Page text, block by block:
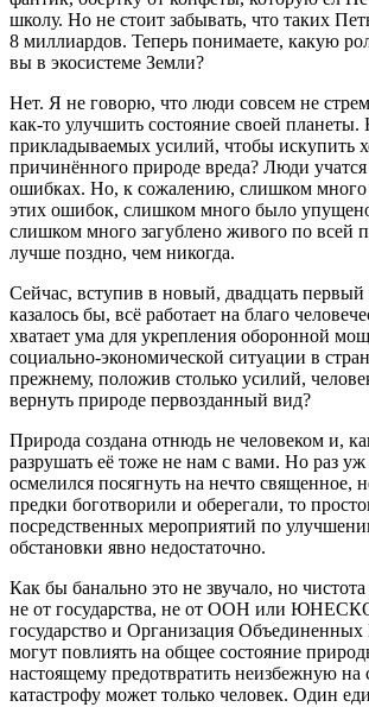
школу. Но не стоит забывать, что таких
8 миллиардов. Теперь понимаете, какую
вы в экосистеме Земли?
Нет. Я не говорю, что люди совсем не
как-то улучшить состояние своей планеты.
прикладываемых усилий, чтобы искупить
причинённого природе вреда? Люди
ошибках. Но, к сожалению, слишком
этих ошибок, слишком много было
слишком много загублено живого по всей
лучше поздно, чем никогда.
Сейчас, вступив в новый, двадцать первый
казалось бы, всё работает на благо
хватает ума для укрепления оборонной
социально-экономической ситуации в
прежнему, положив столько усилий,
вернуть природе первозданный вид?
Природа создана отнюдь не человеком и,
разрушать её тоже не нам с вами. Но раз уж
осмелился посягнуть на нечто священное,
предки боготворили и оберегали, то
посредственных мероприятий по
обстановки явно недостаточно.
Как бы банально это не звучало, но
не от государства, не от ООН или
государство и Организация
могут повлиять на общее состояние
настоящему предотвратить неизбежную на
катастрофу может только человек. Один